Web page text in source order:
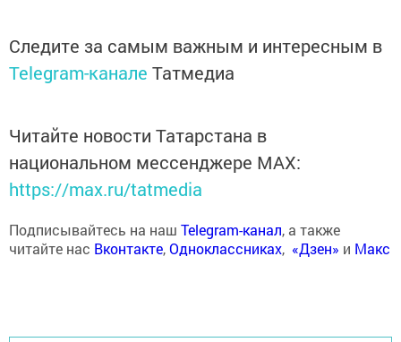
Следите за самым важным и интересным в
Telegram-канале Татмедиа
Читайте новости Татарстана в
национальном мессенджере MАХ:
https://max.ru/tatmedia
Подписывайтесь на наш Telegram-канал, а также
читайте нас Вконтакте,Одноклассниках, «Дзен» и Макс